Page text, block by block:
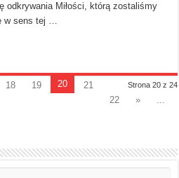
odkrywania Miłości, którą zostaliśmy
w sens tej …
Strona 20 z 24
18 19 20
21
22
»
...